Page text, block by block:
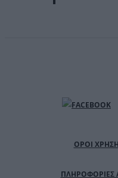
ΟΡΟΙ
ΠΛΗΡΟΦΟΡΙΕΣ